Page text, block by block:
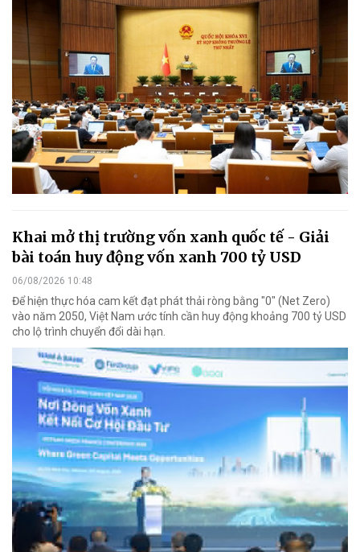
Khai mở thị trường vốn xanh quốc tế - Giải
bài toán huy động vốn xanh 700 tỷ USD
06/08/2026 10:48
Để hiện thực hóa cam kết đạt phát thải ròng bằng "0" (Net Zero)
vào năm 2050, Việt Nam ước tính cần huy động khoảng 700 tỷ USD
cho lộ trình chuyển đổi dài hạn.